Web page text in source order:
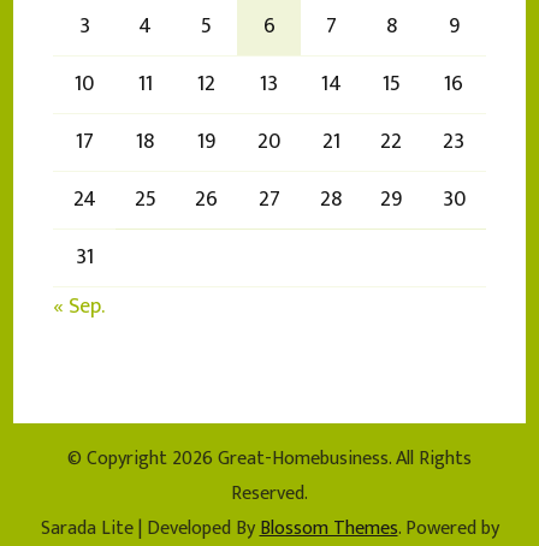
3
4 5 6 7 8
9
10
11 12 13 14 15
16
17
18 19 20 21 22
23
24
25 26 27 28 29
30
31
« Sep.
© Copyright 2026Great-Homebusiness. All Rights
Reserved.
Sarada Lite | Developed ByBlossom Themes. Powered by